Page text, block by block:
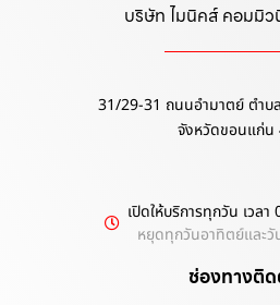
บริษัท ไมนิคส์ คอมมิว
31/29-31 ถนนอำมาตย์ ตำบล
จังหวัดขอนแก่น
เปิดให้บริการทุกวัน เวล
หยุดทุกวันอาทิตย์และ
ช่องทางติ